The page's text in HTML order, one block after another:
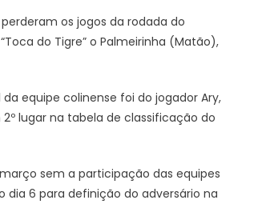
os jogos da rodada do
do Tigre” o Palmeirinha (Matão),
equipe colinense foi do jogador Ary,
lugar na tabela de classificação do
sem a participação das equipes
dia 6 para definição do adversário na